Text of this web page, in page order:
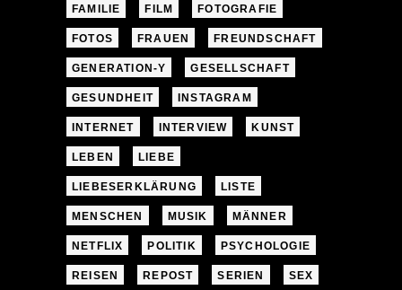
FAMILIE FILM FOTOGRAFIE
FOTOS FRAUEN FREUNDSCHAFT
GENERATION-Y GESELLSCHAFT
GESUNDHEIT INSTAGRAM
INTERNET INTERVIEW KUNST
LEBEN LIEBE
LIEBESERKLÄRUNG LISTE
MENSCHEN MUSIK MÄNNER
NETFLIX POLITIK PSYCHOLOGIE
REISEN REPOST SERIEN SEX